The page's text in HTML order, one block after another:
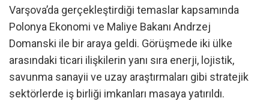
Varşova’da gerçekleştirdiği temaslar kapsamında
Polonya Ekonomi ve Maliye Bakanı Andrzej
Domanski ile bir araya geldi. Görüşmede iki ülke
arasındaki ticari ilişkilerin yanı sıra enerji, lojistik,
savunma sanayii ve uzay araştırmaları gibi stratejik
sektörlerde iş birliği imkanları masaya yatırıldı.